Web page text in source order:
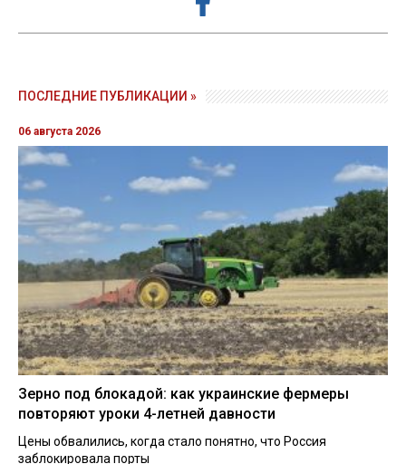
ПОСЛЕДНИЕ ПУБЛИКАЦИИ »
06 августа 2026
Зерно под блокадой: как украинские фермеры
повторяют уроки 4-летней давности
Цены обвалились, когда стало понятно, что Россия
заблокировала порты